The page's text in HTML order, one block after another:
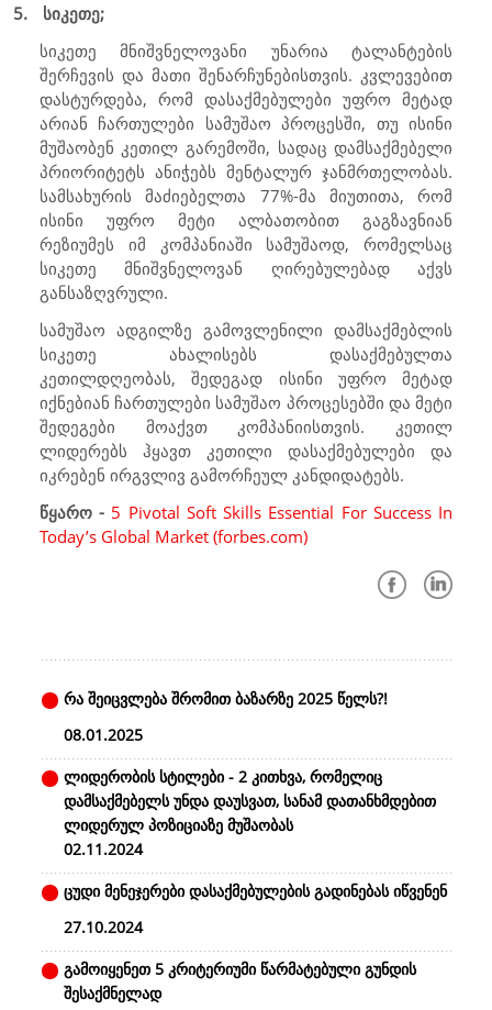
5.
სიკეთე;
სიკეთე მნიშვნელოვანი უნარია ტალანტების
შერჩევის და მათი შენარჩუნებისთვის. კვლევებით
დასტურდება, რომ დასაქმებულები უფრო მეტად
არიან ჩართულები სამუშაო პროცესში, თუ ისინი
მუშაობენ კეთილ გარემოში, სადაც დამსაქმებელი
პრიორიტეტს ანიჭებს მენტალურ ჯანმრთელობას.
სამსახურის მაძიებელთა 77%-მა მიუთითა, რომ
ისინი უფრო მეტი ალბათობით გაგზავნიან
რეზიუმეს იმ კომპანიაში სამუშაოდ, რომელსაც
სიკეთე მნიშვნელოვან ღირებულებად აქვს
განსაზღვრული.
სამუშაო ადგილზე გამოვლენილი დამსაქმებლის
სიკეთე ახალისებს დასაქმებულთა
კეთილდღეობას, შედეგად ისინი უფრო მეტად
იქნებიან ჩართულები სამუშაო პროცესებში და მეტი
შედეგები მოაქვთ კომპანიისთვის. კეთილ
ლიდერებს ჰყავთ კეთილი დასაქმებულები და
იკრებენ ირგვლივ გამორჩეულ კანდიდატებს.
წყარო - 5 Pivotal Soft Skills Essential For Success In
Today’s Global Market (forbes.com)
რა შეიცვლება შრომით ბაზარზე 2025 წელს?!
08.01.2025
ლიდერობის სტილები - 2 კითხვა, რომელიც
დამსაქმებელს უნდა დაუსვათ, სანამ დათანხმდებით
ლიდერულ პოზიციაზე მუშაობას
02.11.2024
ცუდი მენეჯერები დასაქმებულების გადინებას იწვენენ
27.10.2024
გამოიყენეთ 5 კრიტერიუმი წარმატებული გუნდის
შესაქმნელად